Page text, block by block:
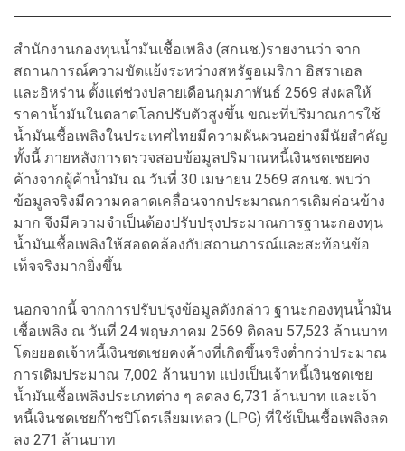
สำนักงานกองทุนน้ำมันเชื้อเพลิง (สกนช.)รายงานว่า จาก
สถานการณ์ความขัดแย้งระหว่างสหรัฐอเมริกา อิสราเอล
และอิหร่าน ตั้งแต่ช่วงปลายเดือนกุมภาพันธ์ 2569 ส่งผลให้
ราคาน้ำมันในตลาดโลกปรับตัวสูงขึ้น ขณะที่ปริมาณการใช้
น้ำมันเชื้อเพลิงในประเทศไทยมีความผันผวนอย่างมีนัยสำคัญ
ทั้งนี้ ภายหลังการตรวจสอบข้อมูลปริมาณหนี้เงินชดเชยคง
ค้างจากผู้ค้าน้ำมัน ณ วันที่ 30 เมษายน 2569 สกนช. พบว่า
ข้อมูลจริงมีความคลาดเคลื่อนจากประมาณการเดิมค่อนข้าง
มาก จึงมีความจำเป็นต้องปรับปรุงประมาณการฐานะกองทุน
น้ำมันเชื้อเพลิงให้สอดคล้องกับสถานการณ์และสะท้อนข้อ
เท็จจริงมากยิ่งขึ้น
นอกจากนี้ จากการปรับปรุงข้อมูลดังกล่าว ฐานะกองทุนน้ำมัน
เชื้อเพลิง ณ วันที่ 24 พฤษภาคม 2569 ติดลบ 57,523 ล้านบาท
โดยยอดเจ้าหนี้เงินชดเชยคงค้างที่เกิดขึ้นจริงต่ำกว่าประมาณ
การเดิมประมาณ 7,002 ล้านบาท แบ่งเป็นเจ้าหนี้เงินชดเชย
น้ำมันเชื้อเพลิงประเภทต่าง ๆ ลดลง 6,731 ล้านบาท และเจ้า
หนี้เงินชดเชยก๊าซปิโตรเลียมเหลว (LPG) ที่ใช้เป็นเชื้อเพลิงลด
ลง 271 ล้านบาท